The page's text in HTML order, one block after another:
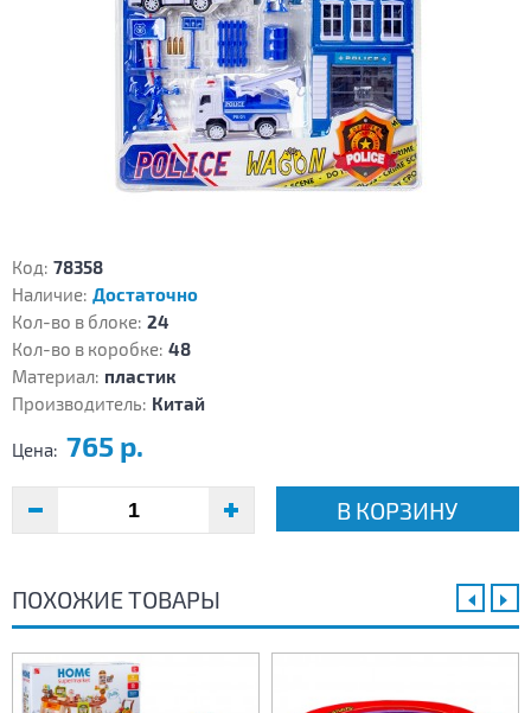
Код: 78358
Наличие: Достаточно
Кол-во в блоке: 24
Кол-во в коробке: 48
Материал: пластик
Производитель: Китай
Цена: 765 р.
В КОРЗИНУ
ПОХОЖИЕ ТОВАРЫ